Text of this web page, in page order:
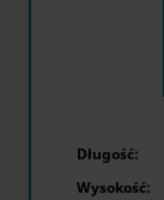
Długość:
Wysokość: